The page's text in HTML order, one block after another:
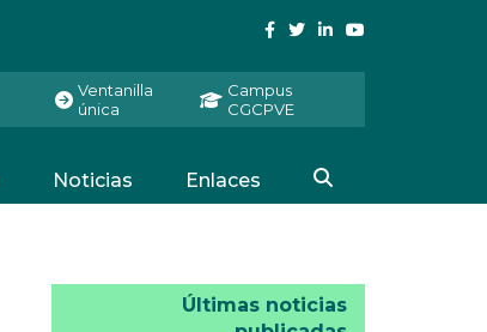
Ventanilla
única
Campus
CGCPVE
Noticias Enlaces
Últimas noticias